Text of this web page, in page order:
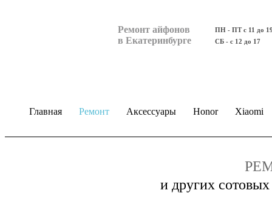
Ремонт айфонов
в Екатеринбурге
ПН - ПТ с 11 до
СБ - с 12 до 17
Главная Ремонт Аксессуары Honor Xiaomi
и других